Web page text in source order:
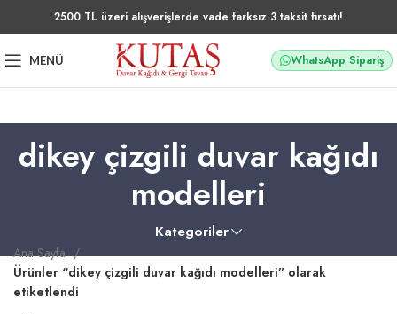
2500 TL üzeri alışverişlerde vade farksız 3 taksit fırsatı!
MENÜ WhatsApp Sipariş
dikey çizgili duvar kağıdı
modelleri
Kategoriler
Ana Sayfa
Ürünler “dikey çizgili duvar kağıdı modelleri” olarak
etiketlendi